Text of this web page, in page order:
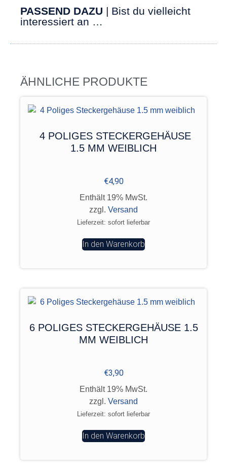
PASSEND DAZU | Bist du vielleicht
interessiert an …
ÄHNLICHE PRODUKTE
4 POLIGES STECKERGEHÄUSE
1.5 MM WEIBLICH
€4,90
Enthält 19% MwSt.
zzgl. Versand
Lieferzeit: sofort lieferbar
In den Warenkorb
6 POLIGES STECKERGEHÄUSE 1.5
MM WEIBLICH
€3,90
Enthält 19% MwSt.
zzgl. Versand
Lieferzeit: sofort lieferbar
In den Warenkorb